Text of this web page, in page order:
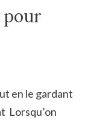
pour
en le gardant
Lorsqu’on